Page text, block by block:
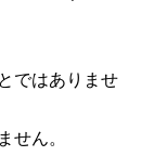
ではありませ
せん。